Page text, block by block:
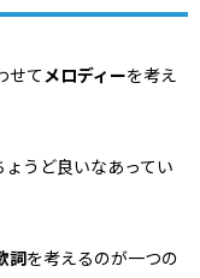
せてメロディーを考え
ょうど良いなあってい
詞を考えるのが一つの